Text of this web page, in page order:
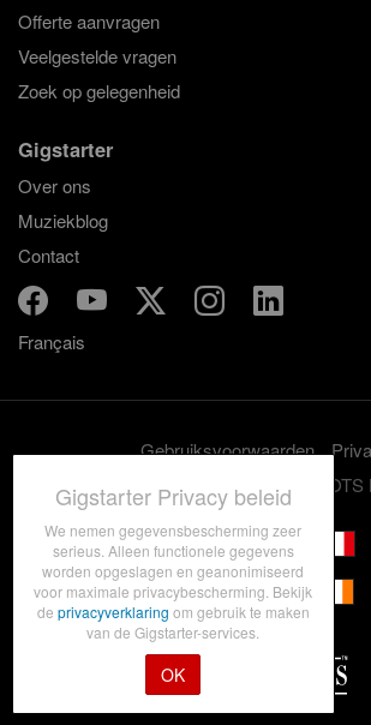
Offerte aanvragen
Veelgestelde vragen
Zoek op gelegenheid
Gigstarter
Over ons
Muziekblog
Contact
Français
Gebruiksvoorwaarden
© 2012-2026 GRASSROOTS
Gigstarter Privacy beleid
We nemen gegevensbescherming zeer
serieus. Alleen functionele gegevens
worden opgeslagen en geanonimiseerd
voor maximale privacybescherming. Bekijk
de privacyverklaring om gebruik te maken
van de Gigstarter-services.
OK